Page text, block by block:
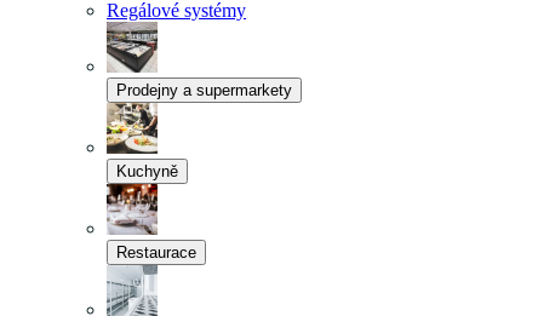
Regálové systémy
Prodejny a supermarkety
Kuchyně
Restaurace